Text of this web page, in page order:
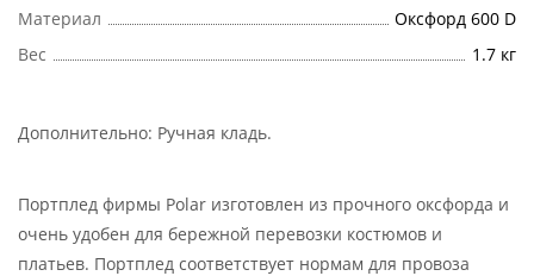
Материал
Оксфорд 600 D
Вес
1.7 кг
Дополнительно: Ручная кладь.
Портплед фирмы Polar изготовлен из прочного оксфорда и
очень удобен для бережной перевозки костюмов и
платьев. Портплед соответствует нормам для провоза